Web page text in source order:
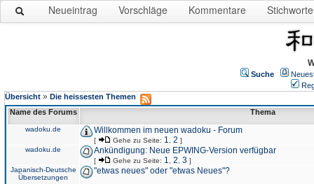
Neueintrag Vorschläge Kommentare Stichworte
Suche
Übersicht » Die heissesten Themen
Name des Forums
Thema
wadoku.de Willkommen im neuen wadoku - Forum
[ Gehe zu Seite: 1 2 ]
wadoku.de
Ankündigung: Neue EPWING-Version verfügbar
[ Gehe zu Seite: 1 2 3 ]
Japanisch-Deutsche
Übersetzungen
"etwas neues" oder "etwas Neues"?